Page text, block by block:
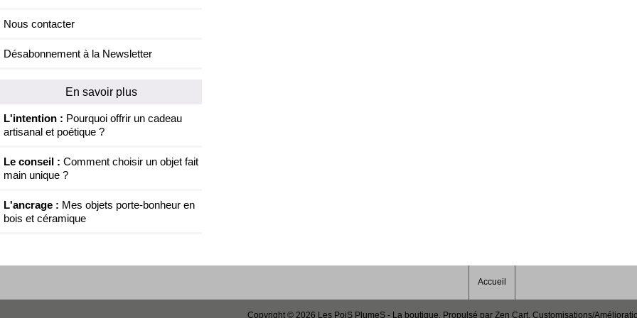
Nous contacter
Désabonnement à la Newsletter
En savoir plus
L'intention : Pourquoi offrir un cadeau
artisanal et poétique ?
Le conseil : Comment choisir un objet fait
main unique ?
L'ancrage : Mes objets porte-bonheur en
bois et céramique
Accueil
Copyright © 2026 Les PoiS PlumeS - La boutique. Propulsé par Zen Cart. Customisations/